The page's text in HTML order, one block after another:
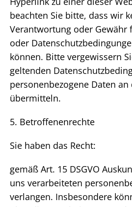
beachten Sie bitte, dass wir
Verantwortung oder Gewähr
oder
können. Bitte vergewissern
geltenden
personenbezogene Daten an
übermitteln.
5. Betroffenenrechte
Sie haben das Recht:
gemäß Art. 15 DSGVO
uns verarbeiteten
verlangen. Insbesondere